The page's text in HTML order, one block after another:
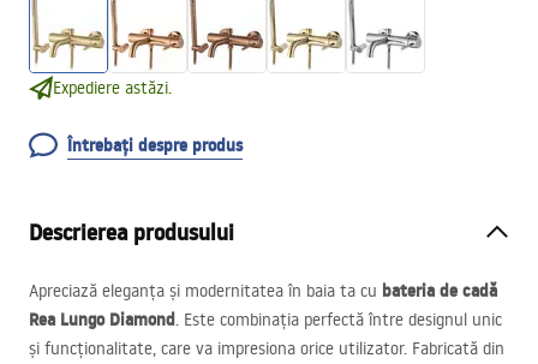
Expediere astăzi.
Întrebați despre produs
Descrierea produsului
Apreciază eleganța și modernitatea în baia ta cu bateria de cadă
Rea Lungo Diamond. Este combinația perfectă între designul unic
și funcționalitate, care va impresiona orice utilizator. Fabricată din